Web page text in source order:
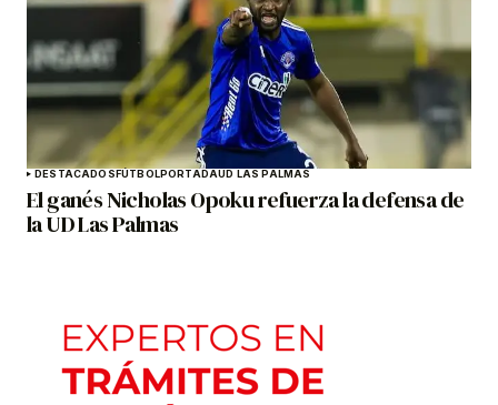
DESTACADOSFÚTBOLPORTADAUD LAS PALMAS
El ganés Nicholas Opoku refuerza la defensa de
la UD Las Palmas